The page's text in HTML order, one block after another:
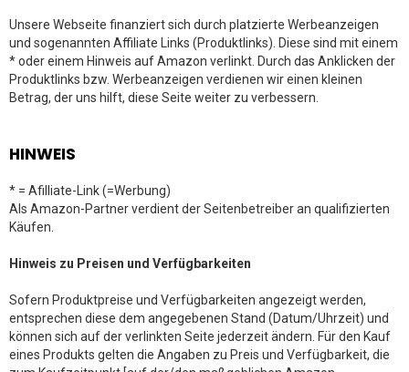
Unsere Webseite finanziert sich durch platzierte Werbeanzeigen
und sogenannten Affiliate Links (Produktlinks). Diese sind mit einem
* oder einem Hinweis auf Amazon verlinkt. Durch das Anklicken der
Produktlinks bzw. Werbeanzeigen verdienen wir einen kleinen
Betrag, der uns hilft, diese Seite weiter zu verbessern.
HINWEIS
* = Afilliate-Link (=Werbung)
Als Amazon-Partner verdient der Seitenbetreiber an qualifizierten
Käufen.
Hinweis zu Preisen und Verfügbarkeiten
Sofern Produktpreise und Verfügbarkeiten angezeigt werden,
entsprechen diese dem angegebenen Stand (Datum/Uhrzeit) und
können sich auf der verlinkten Seite jederzeit ändern. Für den Kauf
eines Produkts gelten die Angaben zu Preis und Verfügbarkeit, die